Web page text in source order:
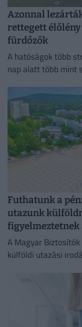
Azonnal
rettegett
fürdőzők
A hatóságok több
nap alatt több mint
Futhatunk a
utazunk
figyelmeztetnek
A Magyar
külföldi utazási
eltérhetnek a